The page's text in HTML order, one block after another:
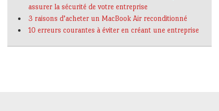
assurer la sécurité de votre entreprise
3 raisons d’acheter un MacBook Air reconditionné
10 erreurs courantes à éviter en créant une entreprise